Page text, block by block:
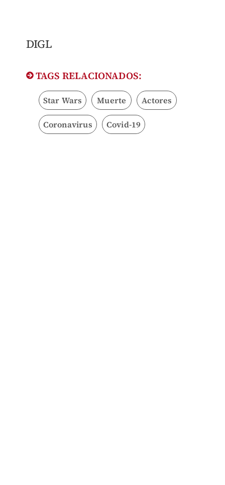
DIGL
TAGS RELACIONADOS:
Star Wars Muerte Actores
Coronavirus Covid-19